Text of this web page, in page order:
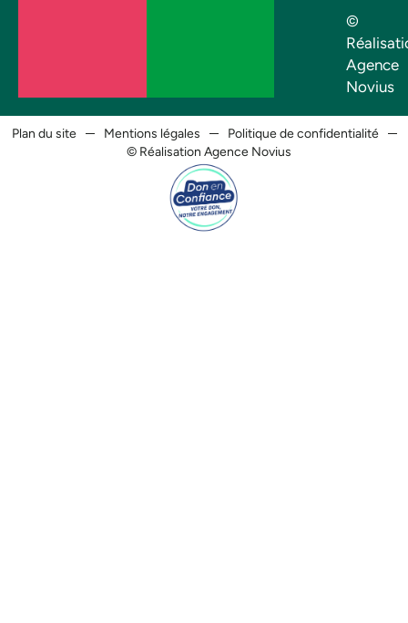
©
Agence
Novius
Plan du site Mentions légales
Politique de confidentialité
© Réalisation Agence Novius